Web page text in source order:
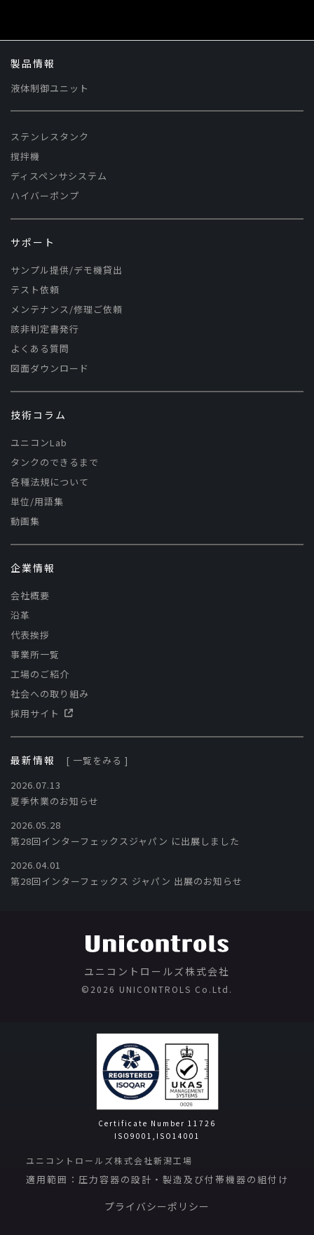
製品情報
液体制御ユニット
ステンレスタンク
撹拌機
ディスペンサシステム
ハイバーポンプ
サポート
サンプル提供/デモ機貸出
テスト依頼
メンテナンス/修理ご依頼
該非判定書発行
よくある質問
図面ダウンロード
技術コラム
ユニコンLab
タンクのできるまで
各種法規について
単位/用語集
動画集
企業情報
会社概要
沿革
代表挨拶
事業所一覧
工場のご紹介
社会への取り組み
採用サイト
最新情報
[ 一覧をみる ]
2026.07.13
夏季休業のお知らせ
2026.05.28
第28回インターフェックスジャパン に出展しました
2026.04.01
第28回インターフェックス ジャパン 出展のお知らせ
ユニコントロールズ株式会社
©️2026 UNICONTROLS Co.Ltd.
Certificate Number 11726
ISO9001,ISO14001
ユニコントロールズ株式会社新潟工場
適用範囲：圧力容器の設計・製造及び付帯機器の組付け
プライバシーポリシー